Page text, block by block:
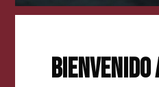
BIENVENIDO